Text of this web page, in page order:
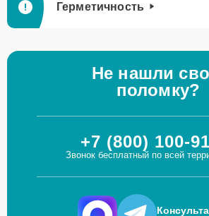
Герметичность
Не нашли
поломку?
+7 (800) 100-
Звонок бесплатный по всей